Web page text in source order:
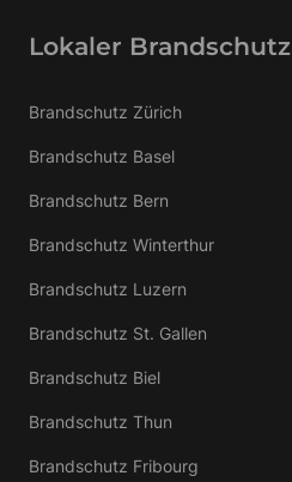
Lokaler Brandschutz
Brandschutz Zürich
Brandschutz Basel
Brandschutz Bern
Brandschutz Winterthur
Brandschutz Luzern
Brandschutz St. Gallen
Brandschutz Biel
Brandschutz Thun
Brandschutz Fribourg